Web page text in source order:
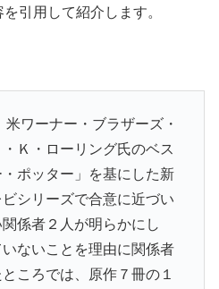
引用して紹介します。
米ワーナー・ブラザーズ・
Ｋ・ローリング氏のベス
ポッター」を基にした新
シリーズで合意に近づい
係者２人が明らかにし
ないことを理由に関係者
ころでは、原作７冊の１